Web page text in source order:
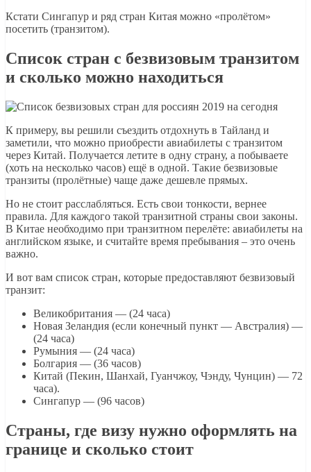
Кстати Сингапур и ряд стран Китая можно «пролётом»
посетить (транзитом).
Список стран с безвизовым транзитом
и сколько можно находиться
К примеру, вы решили съездить отдохнуть в Тайланд и
заметили, что можно приобрести авиабилеты с транзитом
через Китай. Получается летите в одну страну, а побываете
(хоть на несколько часов) ещё в одной. Такие безвизовые
транзиты (пролётные) чаще даже дешевле прямых.
Но не стоит расслабляться. Есть свои тонкости, вернее
правила. Для каждого такой транзитной страны свои законы.
В Китае необходимо при транзитном перелёте: авиабилеты на
английском языке, и считайте время пребывания – это очень
важно.
И вот вам список стран, которые предоставляют безвизовый
транзит:
Великобритания — (24 часа)
Новая Зеландия (если конечный пункт — Австралия) —
(24 часа)
Румыния — (24 часа)
Болгария — (36 часов)
Китай (Пекин, Шанхай, Гуанчжоу, Чэнду, Чунцин) — 72
часа).
Сингапур — (96 часов)
Страны, где визу нужно оформлять на
границе и сколько стоит